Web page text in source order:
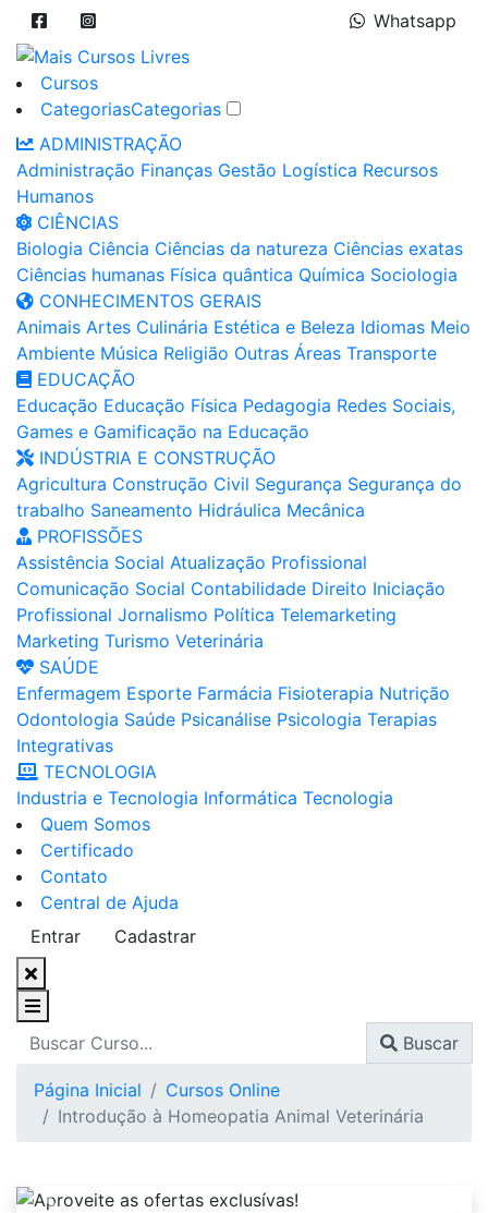
Whatsapp
Cursos
CategoriasCategorias
ADMINISTRAÇÃO
Administração Finanças Gestão Logística Recursos
Humanos
CIÊNCIAS
Biologia Ciência Ciências da natureza Ciências exatas
Ciências humanas Física quântica Química Sociologia
CONHECIMENTOS GERAIS
Animais Artes Culinária Estética e Beleza Idiomas Meio
Ambiente Música Religião Outras Áreas Transporte
EDUCAÇÃO
Educação Educação Física Pedagogia Redes Sociais,
Games e Gamificação na Educação
INDÚSTRIA E CONSTRUÇÃO
Agricultura Construção Civil Segurança Segurança do
trabalho Saneamento Hidráulica Mecânica
PROFISSÕES
Assistência Social Atualização Profissional
Comunicação Social Contabilidade Direito Iniciação
Profissional Jornalismo Política Telemarketing
Marketing Turismo Veterinária
SAÚDE
Enfermagem Esporte Farmácia Fisioterapia Nutrição
Odontologia Saúde Psicanálise Psicologia Terapias
Integrativas
TECNOLOGIA
Industria e Tecnologia Informática Tecnologia
Quem Somos
Certificado
Contato
Central de Ajuda
Entrar
Cadastrar
Buscar
Página Inicial
Cursos Online
Introdução à Homeopatia Animal Veterinária